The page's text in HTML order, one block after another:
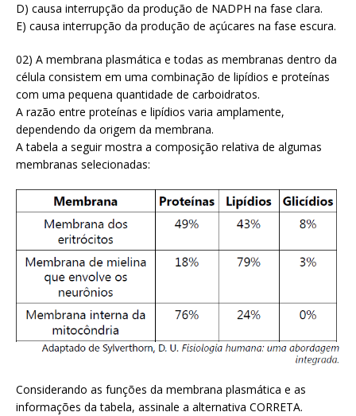
D) causa interrupção da produção de NADPH na fase clara.
E) causa interrupção da produção de açúcares na fase escura.
02) A membrana plasmática e todas as membranas dentro da
célula consistem em uma combinação de lipídios e proteínas
com uma pequena quantidade de carboidratos.
A razão entre proteínas e lipídios varia amplamente,
dependendo da origem da membrana.
A tabela a seguir mostra a composição relativa de algumas
membranas selecionadas:
Considerando as funções da membrana plasmática e as
informações da tabela, assinale a alternativa CORRETA.